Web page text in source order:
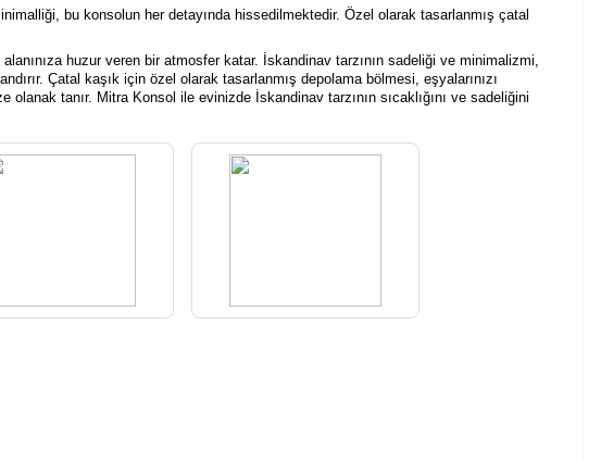
bu konsolun her detayında hissedilmektedir. Özel olarak tasarlanmış çatal
huzur veren bir atmosfer katar. İskandinav tarzının sadeliği ve minimalizmi,
Çatal kaşık için özel olarak tasarlanmış depolama bölmesi, eşyalarınızı
tanır. Mitra Konsol ile evinizde İskandinav tarzının sıcaklığını ve sadeliğini